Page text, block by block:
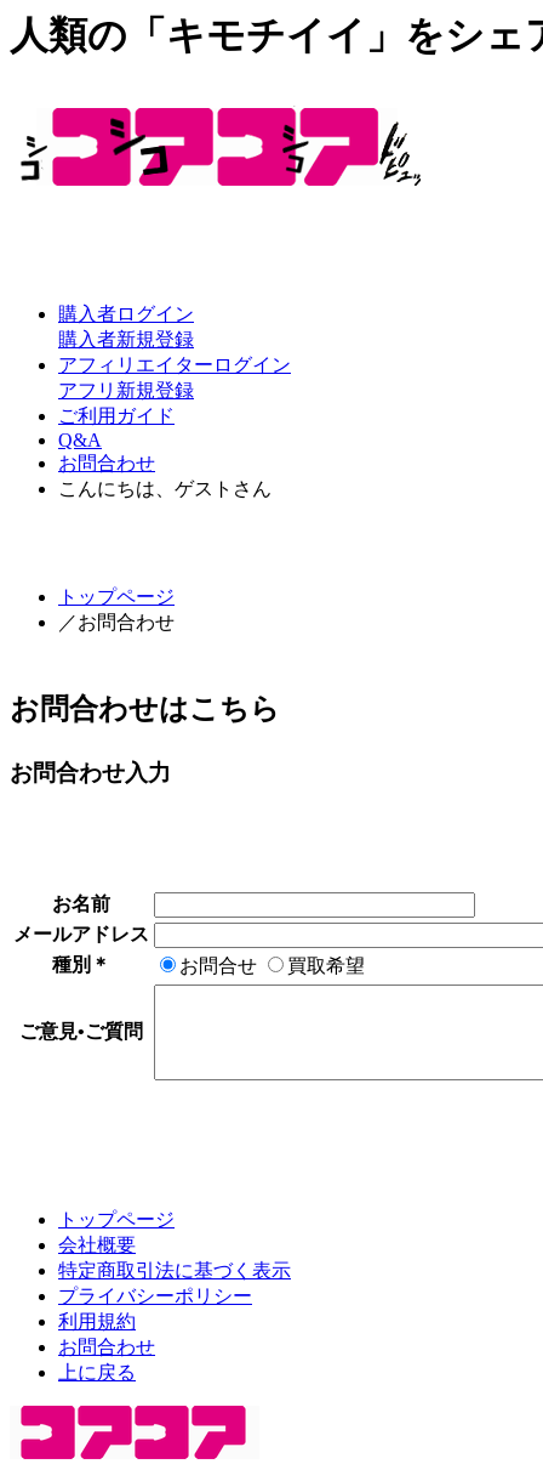
人類の「キモチイイ」をシェ
購入者ログイン
購入者新規登録
アフィリエイターログイン
アフリ新規登録
ご利用ガイド
Q&A
お問合わせ
こんにちは、ゲストさん
トップページ
／お問合わせ
お問合わせはこちら
お問合わせ入力
お名前
メールアドレス
種別 ＊ お問合せ 買取希望
ご意見•ご質問
トップページ
会社概要
特定商取引法に基づく表示
プライバシーポリシー
利用規約
お問合わせ
上に戻る